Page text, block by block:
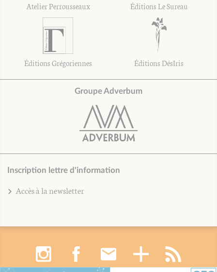
Atelier Perrousseaux Éditions Le Sureau
Éditions Grégoriennes Éditions DésIris
Groupe Adverbum
Inscription lettre d'information
Accès à la newsletter